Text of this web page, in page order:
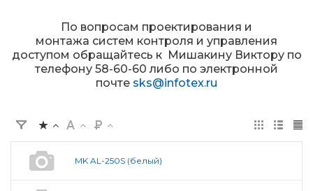
По вопросам проектирования и
монтажа систем контроля и управления
доступом обращайтесь к Мишакину Виктору по
телефону 58-60-60 либо по электронной
почте sks@infotex.ru
MK AL-250S (белый)